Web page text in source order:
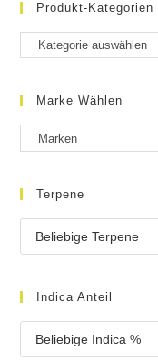
Produkt-Kategorien
Marke Wählen
Terpene
Indica Anteil